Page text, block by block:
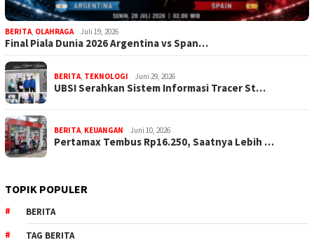
BERITA, OLAHRAGA Juli 19, 2026
Final Piala Dunia 2026 Argentina vs Span…
BERITA, TEKNOLOGI Juni 29, 2026
UBSI Serahkan Sistem Informasi Tracer St…
BERITA, KEUANGAN Juni 10, 2026
Pertamax Tembus Rp16.250, Saatnya Lebih …
TOPIK POPULER
BERITA
TAG BERITA